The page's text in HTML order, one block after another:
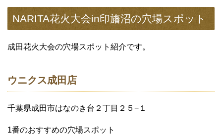
NARITA花火大会in印旛沼の穴場スポット
成田花火大会の穴場スポット紹介です。
ウニクス成田店
千葉県成田市はなのき台２丁目２５−１
1番のおすすめの穴場スポット